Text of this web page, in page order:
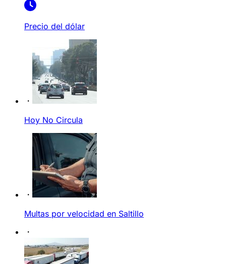
Precio del dólar
Hoy No Circula
Multas por velocidad en Saltillo